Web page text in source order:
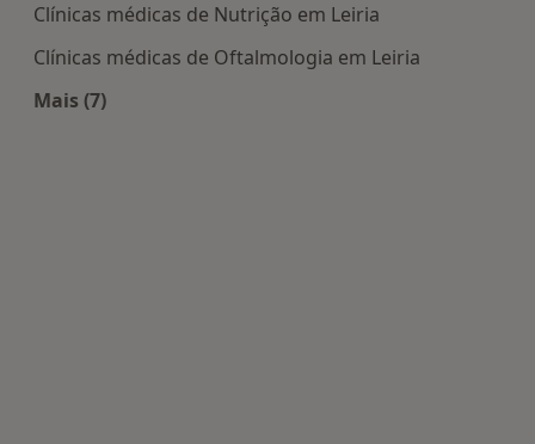
Clínicas médicas de Nutrição em Leiria
Clínicas médicas de Oftalmologia em Leiria
Mais (7)